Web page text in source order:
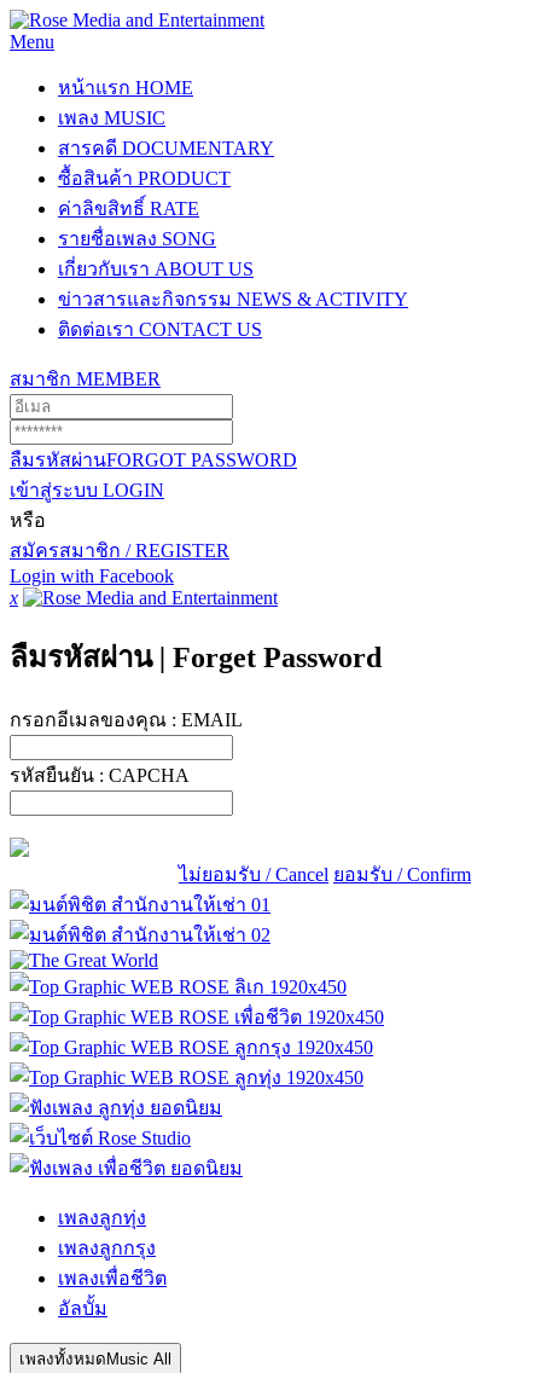
Menu
หน้าแรก HOME
เพลง MUSIC
สารคดี DOCUMENTARY
ซื้อสินค้า PRODUCT
ค่าลิขสิทธิ์ RATE
รายชื่อเพลง SONG
เกี่ยวกับเรา ABOUT US
ข่าวสารและกิจกรรม NEWS & ACTIVITY
ติดต่อเรา CONTACT US
สมาชิก MEMBER
ลืมรหัสผ่านFORGOT PASSWORD
เข้าสู่ระบบ LOGIN
หรือ
สมัครสมาชิก / REGISTER
Login with Facebook
x
ลืมรหัสผ่าน | Forget Password
กรอกอีเมลของคุณ : EMAIL
รหัสยืนยัน : CAPCHA
ไม่ยอมรับ / Cancel ยอมรับ / Confirm
เพลงลูกทุ่ง
เพลงลูกกรุง
เพลงเพื่อชีวิต
อัลบั้ม
เพลงทั้งหมด Music All